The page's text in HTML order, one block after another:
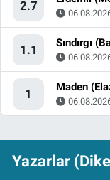
2.7
1.1 Sındırgı
1 Maden
Yazarlar